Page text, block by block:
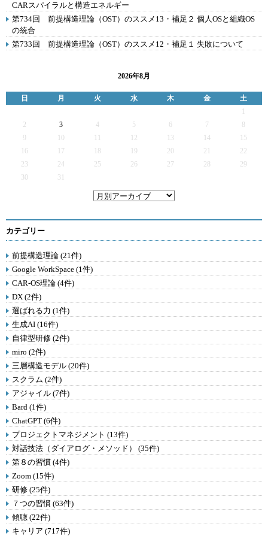
CARスパイラルと構造エネルギー
第734回 前提構造理論（OST）のススメ13・補足２ 個人OSと組織OS
の統合
第733回 前提構造理論（OST）のススメ12・補足１ 失敗について
2026年8月
日 月 火 水 木 金
土
2
3 4 5 6 7
9
12 13 14
15
16
17 19 20 21
22
23
24 25 26 27 28
29
30
31
カテゴリー
前提構造理論 (21件)
Google WorkSpace (1件)
CAR-OS理論 (4件)
DX (2件)
選ばれる力 (1件)
生成AI (16件)
自律型研修 (2件)
miro (2件)
三層構造モデル (20件)
スクラム (2件)
アジャイル (7件)
Bard (1件)
ChatGPT (6件)
プロジェクトマネジメント (13件)
対話技法（ダイアログ・メソッド） (35件)
第８の習慣 (4件)
Zoom (15件)
研修 (25件)
７つの習慣 (63件)
傾聴 (22件)
キャリア (717件)